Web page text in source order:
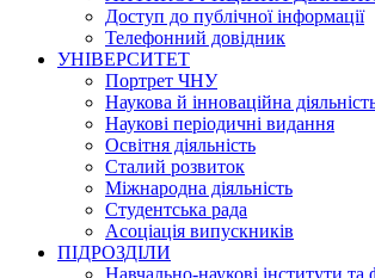
Доступ до публічної інформації
Телефонний довідник
УНІВЕРСИТЕТ
Портрет ЧНУ
Наукова й інноваційна
Наукові періодичні видання
Освітня діяльність
Сталий розвиток
Міжнародна діяльність
Студентська рада
Асоціація випускників
ПІДРОЗДІЛИ
Навчально-наукові інститути та